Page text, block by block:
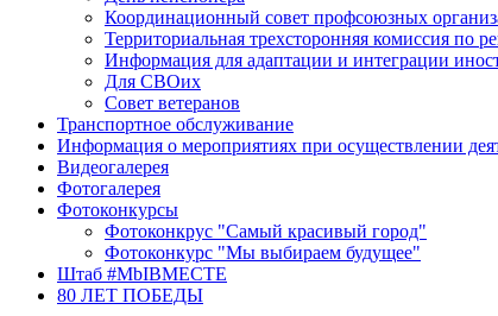
Координационный совет профсоюзных
Территориальная трехсторонняя комиссия по
Информация для адаптации и интеграции
Для СВОих
Совет ветеранов
Транспортное обслуживание
Информация о мероприятиях при осуществлении
Видеогалерея
Фотогалерея
Фотоконкурсы
Фотоконкрус "Самый красивый город"
Фотоконкурс "Мы выбираем будущее"
Штаб #MbIBMECTE
80 ЛЕТ ПОБЕДЫ